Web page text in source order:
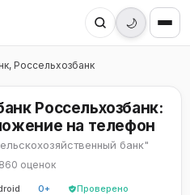
🌙
Россельхозбанк
Россельхозбанк:
на телефон
банк"
860 оценок
0+ Проверено